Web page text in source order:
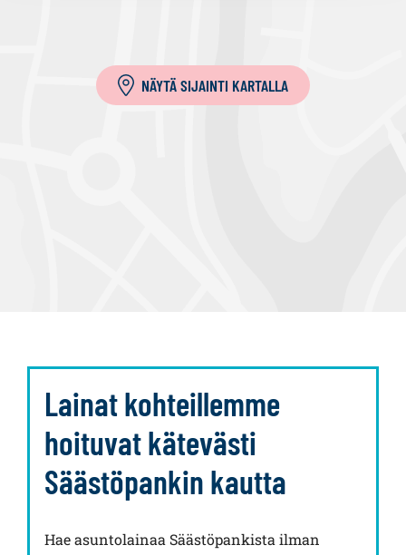
NÄYTÄ SIJAINTI KARTALLA
Lainat kohteillemme
hoituvat kätevästi
Säästöpankin kautta
Hae asuntolainaa Säästöpankista ilman